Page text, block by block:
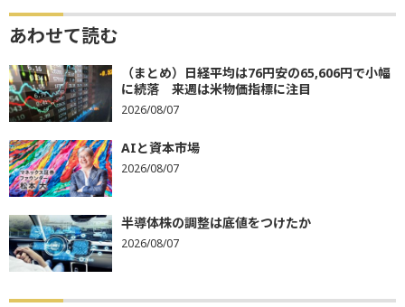
あわせて読む
（まとめ）日経平均は76円安の65,606円で小幅
に続落 来週は米物価指標に注目
2026/08/07
AIと資本市場
2026/08/07
半導体株の調整は底値をつけたか
2026/08/07